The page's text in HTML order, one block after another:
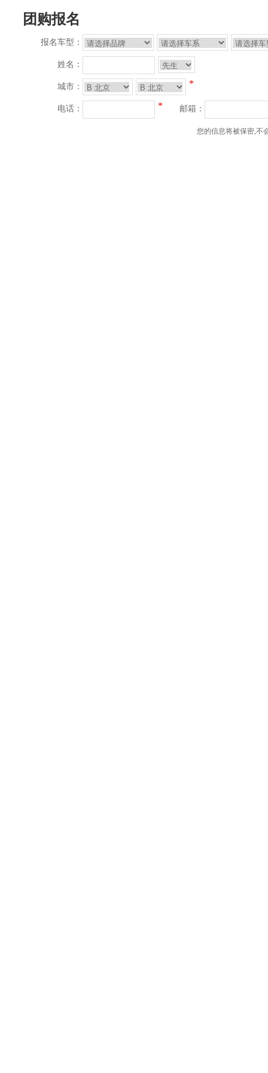
团购报名
报名车型：
姓名：
城市： *
电话： * 邮箱：
您的信息将被保密,不